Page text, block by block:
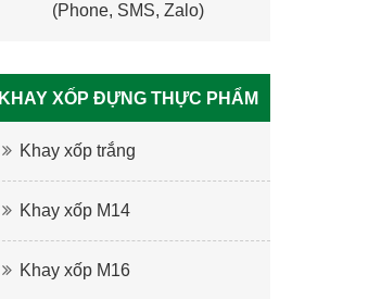
(Phone, SMS, Zalo)
KHAY XỐP ĐỰNG THỰC PHẨM
Khay xốp trắng
Khay xốp M14
Khay xốp M16